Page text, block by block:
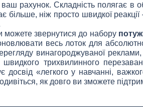
ваш рахунок. Складність полягає
ніж просто швидкої
можете звернутися до набору
весь лоток для
винагороджуваної
трихвилинного
досвід «легкого у навчанні,
як довго ви зможете